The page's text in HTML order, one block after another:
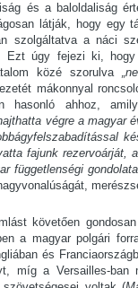
és a baloldaliság
látják, hogy egy
szolgáltatva a náci
Ezt úgy fejezi ki,
közé szorulva
mákonnyal
hasonló ahhoz,
végre a magyar
fajunk rezervoárját,
függetlenségi
követően
a magyar polgári
és
míg a Versailles-ban